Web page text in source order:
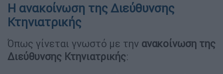
Η ανακοίνωση της Διεύθυνσης
Κτηνιατρικής
Όπως γίνεται γνωστό με την ανακοίνωση της
Διεύθυνσης Κτηνιατρικής: